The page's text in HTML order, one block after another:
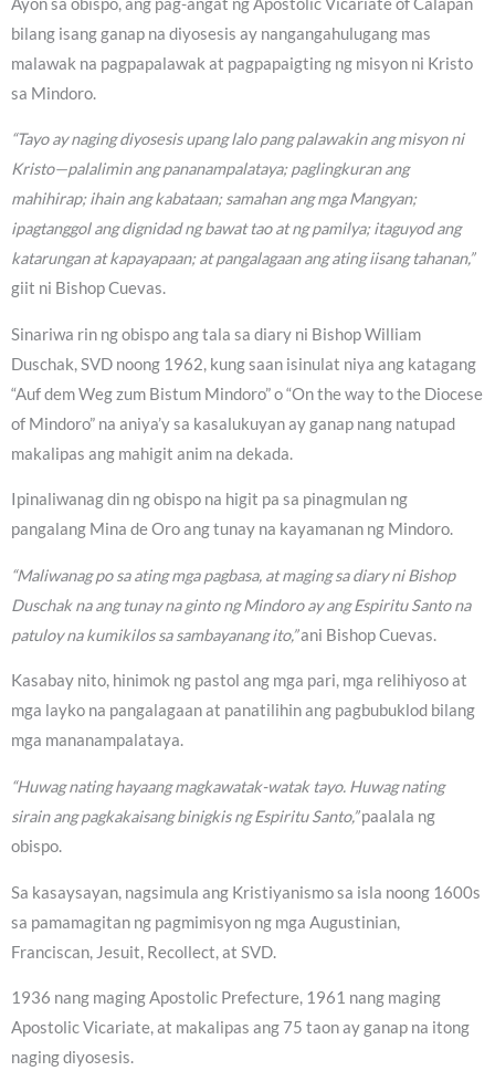
bilang isang ganap na diyosesis ay nangangahulugang mas
malawak na pagpapalawak at pagpapaigting ng misyon ni Kristo
sa Mindoro.
“Tayo ay naging diyosesis upang lalo pang palawakin ang misyon ni
Kristo—palalimin ang pananampalataya; paglingkuran ang
mahihirap; ihain ang kabataan; samahan ang mga Mangyan;
ipagtanggol ang dignidad ng bawat tao at ng pamilya; itaguyod ang
katarungan at kapayapaan; at pangalagaan ang ating iisang tahanan,”
giit ni Bishop Cuevas.
Sinariwa rin ng obispo ang tala sa diary ni Bishop William
Duschak, SVD noong 1962, kung saan isinulat niya ang katagang
“Auf dem Weg zum Bistum Mindoro” o “On the way to the Diocese
of Mindoro” na aniya’y sa kasalukuyan ay ganap nang natupad
makalipas ang mahigit anim na dekada.
Ipinaliwanag din ng obispo na higit pa sa pinagmulan ng
pangalang Mina de Oro ang tunay na kayamanan ng Mindoro.
“Maliwanag po sa ating mga pagbasa, at maging sa diary ni Bishop
Duschak na ang tunay na ginto ng Mindoro ay ang Espiritu Santo na
patuloy na kumikilos sa sambayanang ito,”ani Bishop Cuevas.
Kasabay nito, hinimok ng pastol ang mga pari, mga relihiyoso at
mga layko na pangalagaan at panatilihin ang pagbubuklod bilang
mga mananampalataya.
“Huwag nating hayaang magkawatak-watak tayo. Huwag nating
sirain ang pagkakaisang binigkis ng Espiritu Santo,”paalala ng
obispo.
Sa kasaysayan, nagsimula ang Kristiyanismo sa isla noong 1600s
sa pamamagitan ng pagmimisyon ng mga Augustinian,
Franciscan, Jesuit, Recollect, at SVD.
1936 nang maging Apostolic Prefecture, 1961 nang maging
Apostolic Vicariate, at makalipas ang 75 taon ay ganap na itong
naging diyosesis.